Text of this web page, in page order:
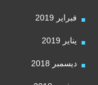
فبراير 2019
يناير 2019
ديسمبر 2018